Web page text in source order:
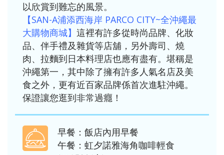
以欣賞到難忘的風景。
【SAN-A浦添西海岸 PARCO CITY~全沖繩最
大購物商城】 這裡有許多從時尚品牌、化妝
品、伴手禮及雜貨等店舖，另外壽司、燒
肉、拉麵到日本料理店也應有盡有。堪稱是
沖繩第一，其中除了擁有許多人氣名店及美
食之外，更有近百家品牌係首次進駐沖繩。
保證讓您逛到非常過癮！
早餐：飯店內用早餐
午餐：虹夕諾雅海角咖啡輕食